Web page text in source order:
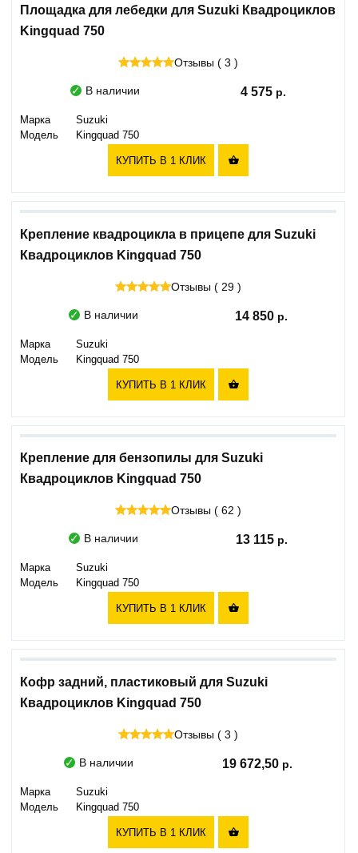
Площадка для лебедки для Suzuki Квадроциклов
Kingquad 750
Отзывы ( 3 )
В наличии 4 575
Марка
Suzuki
Модель
Kingquad 750
КУПИТЬ В 1 КЛИК 
Крепление квадроцикла в прицепе для Suzuki
Квадроциклов Kingquad 750
Отзывы ( 29 )
В наличии 14 850
Марка
Suzuki
Модель
Kingquad 750
КУПИТЬ В 1 КЛИК 
Крепление для бензопилы для Suzuki
Квадроциклов Kingquad 750
Отзывы ( 62 )
В наличии 13 115
Марка
Suzuki
Модель
Kingquad 750
КУПИТЬ В 1 КЛИК 
Кофр задний, пластиковый для Suzuki
Квадроциклов Kingquad 750
Отзывы ( 3 )
В наличии 19 672,50
Марка
Suzuki
Модель
Kingquad 750
КУПИТЬ В 1 КЛИК 